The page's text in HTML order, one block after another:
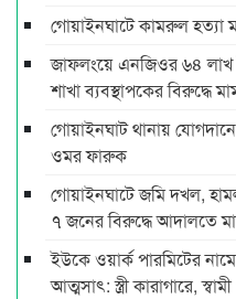
গোয়াইনঘাটে কামরুল হত্যা
জাফলংয়ে এনজিওর ৬৪ লাখ
শাখা ব্যবস্থাপকের বিরুদ্ধে
গোয়াইনঘাট থানায়
ওমর ফারুক
গোয়াইনঘাটে জমি দখল,
৭ জনের বিরুদ্ধে আদালতে
ইউকে ওয়ার্ক পারমিটের
আত্মসাৎ: স্ত্রী কারাগারে,